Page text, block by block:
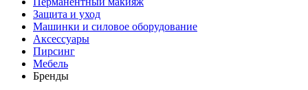
Защита и уход
Машинки и силовое оборудование
Аксессуары
Пирсинг
Мебель
Бренды